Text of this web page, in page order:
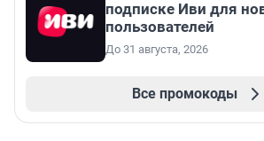
подписке Иви для
пользователей
До 31 августа, 2026
Все промокоды